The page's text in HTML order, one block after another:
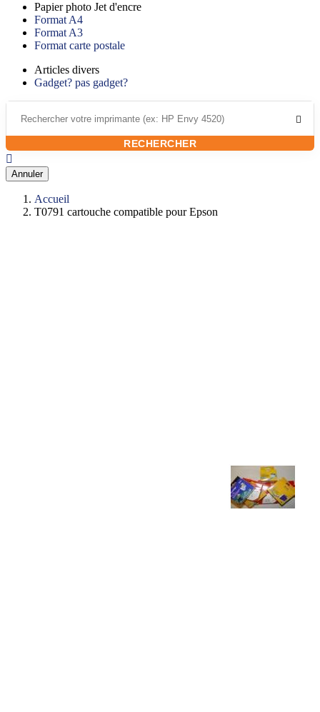
Papier photo Jet d'encre
Format A4
Format A3
Format carte postale
Articles divers
Gadget? pas gadget?
RECHERCHER


Annuler
Accueil
T0791 cartouche compatible pour Epson